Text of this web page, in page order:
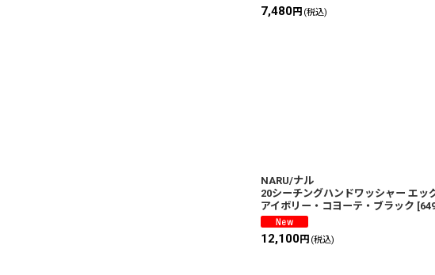
7,480円 (税込)
NARU/ナル
20シーチングハンドワッシャー エ
アイボリー・コヨーテ・ブラック [
12,100円 (税込)